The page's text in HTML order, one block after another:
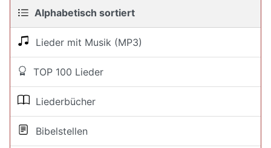
Alphabetisch sortiert
Lieder mit Musik (MP3)
TOP 100 Lieder
Liederbücher
Bibelstellen